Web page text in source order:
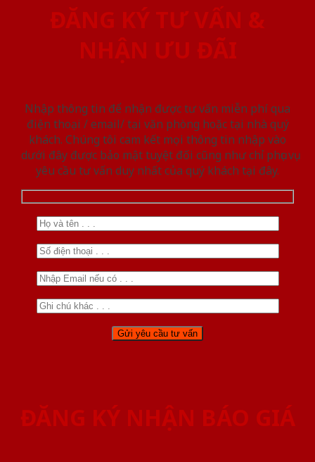
ĐĂNG KÝ TƯ VẤN &
NHẬN ƯU ĐÃI
Nhập thông tin để nhận được tư vấn miễn phí qua
điện thoại / email/ tại văn phòng hoặc tại nhà quý
khách. Chúng tôi cam kết mọi thông tin nhập vào
dưới đây được bảo mật tuyệt đối cũng như chỉ phục vụ
yêu cầu tư vấn duy nhất của quý khách tại đây.
ĐĂNG KÝ NHẬN BÁO GIÁ